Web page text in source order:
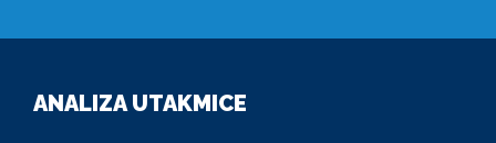
ANALIZA UTAKMICE